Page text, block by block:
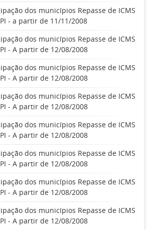
dos municípios Repasse de ICMS
- a partir de 11/11/2008
dos municípios Repasse de ICMS
- A partir de 12/08/2008
dos municípios Repasse de ICMS
- A partir de 12/08/2008
dos municípios Repasse de ICMS
- A partir de 12/08/2008
dos municípios Repasse de ICMS
- A partir de 12/08/2008
dos municípios Repasse de ICMS
- A partir de 12/08/2008
dos municípios Repasse de ICMS
- A partir de 12/08/2008
dos municípios Repasse de ICMS
- A partir de 12/08/2008